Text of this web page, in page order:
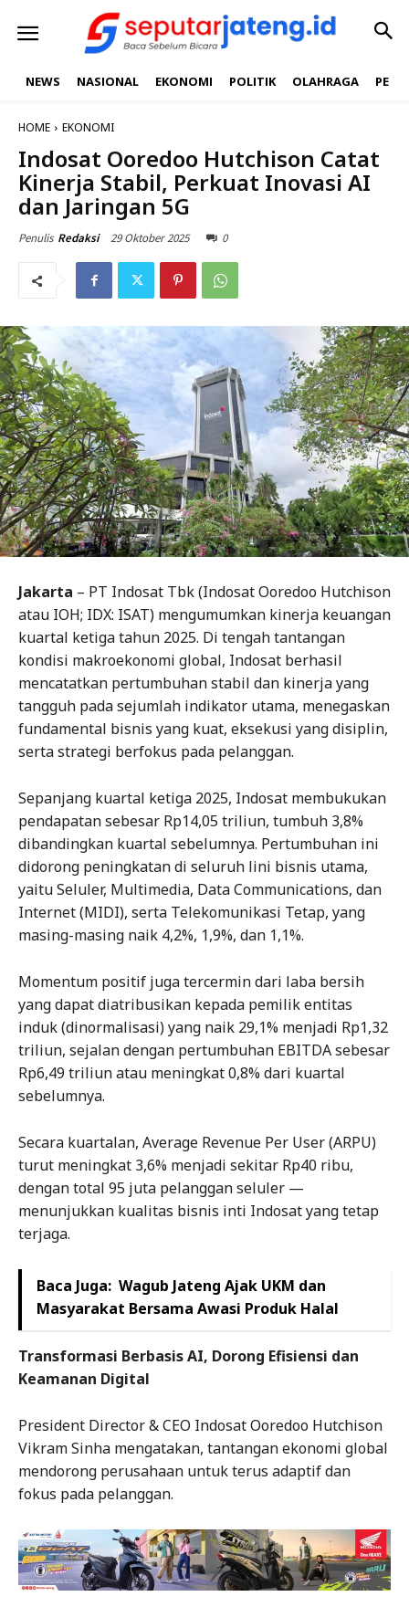
NEWS NASIONAL EKONOMI POLITIK OLAHRAGA
HOME EKONOMI
Indosat Ooredoo Hutchison Catat
Kinerja Stabil, Perkuat Inovasi AI
dan Jaringan 5G
Penulis Redaksi 29 Oktober 2025 0
Jakarta – PT Indosat Tbk (Indosat Ooredoo Hutchison
atau IOH; IDX: ISAT) mengumumkan kinerja keuangan
kuartal ketiga tahun 2025. Di tengah tantangan
kondisi makroekonomi global, Indosat berhasil
mencatatkan pertumbuhan stabil dan kinerja yang
tangguh pada sejumlah indikator utama, menegaskan
fundamental bisnis yang kuat, eksekusi yang disiplin,
serta strategi berfokus pada pelanggan.
Sepanjang kuartal ketiga 2025, Indosat membukukan
pendapatan sebesar Rp14,05 triliun, tumbuh 3,8%
dibandingkan kuartal sebelumnya. Pertumbuhan ini
didorong peningkatan di seluruh lini bisnis utama,
yaitu Seluler, Multimedia, Data Communications, dan
Internet (MIDI), serta Telekomunikasi Tetap, yang
masing-masing naik 4,2%, 1,9%, dan 1,1%.
Momentum positif juga tercermin dari laba bersih
yang dapat diatribusikan kepada pemilik entitas
induk (dinormalisasi) yang naik 29,1% menjadi Rp1,32
triliun, sejalan dengan pertumbuhan EBITDA sebesar
Rp6,49 triliun atau meningkat 0,8% dari kuartal
sebelumnya.
Secara kuartalan, Average Revenue Per User (ARPU)
turut meningkat 3,6% menjadi sekitar Rp40 ribu,
dengan total 95 juta pelanggan seluler —
menunjukkan kualitas bisnis inti Indosat yang tetap
terjaga.
Baca Juga: Wagub Jateng Ajak UKM dan
Masyarakat Bersama Awasi Produk Halal
Transformasi Berbasis AI, Dorong Efisiensi dan
Keamanan Digital
President Director & CEO Indosat Ooredoo Hutchison
Vikram Sinha mengatakan, tantangan ekonomi global
mendorong perusahaan untuk terus adaptif dan
fokus pada pelanggan.